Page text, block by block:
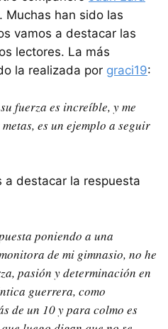
Muchas han sido las
vamos a destacar las
lectores. La más
la realizada por graci19:
fuerza es increíble, y me
es un ejemplo a seguir
a destacar la respuesta
poniendo a una
de mi gimnasio, no he
pasión y determinación en
guerrera, como
de un 10 y para colmo es